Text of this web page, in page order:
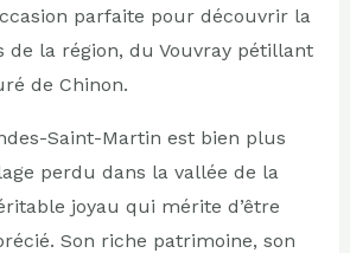
parfaite pour découvrir la
de la région, du Vouvray pétillant
de Chinon.
Saint-Martin est bien plus
perdu dans la vallée de la
joyau qui mérite d’être
Son riche patrimoine, son